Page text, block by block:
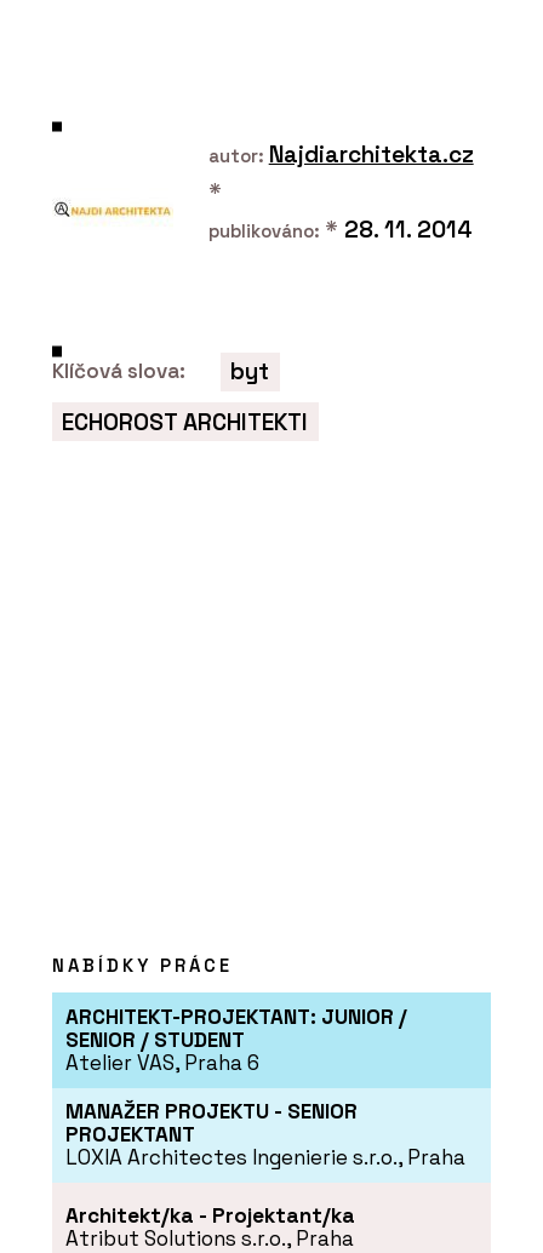
Dovolená v Krkonoších v roubence u
autor: Najdiarchitekta.cz
*
publikováno: * 28. 11. 2014
Klíčová slova:
byt
ECHOROST ARCHITEKTI
NABÍDKY PRÁCE
ARCHITEKT-PROJEKTANT: JUNIOR /
SENIOR / STUDENT
Atelier VAS, Praha 6
MANAŽER PROJEKTU - SENIOR
PROJEKTANT
LOXIA Architectes Ingenierie s.r.o., Praha
Architekt/ka - Projektant/ka
Atribut Solutions s.r.o., Praha